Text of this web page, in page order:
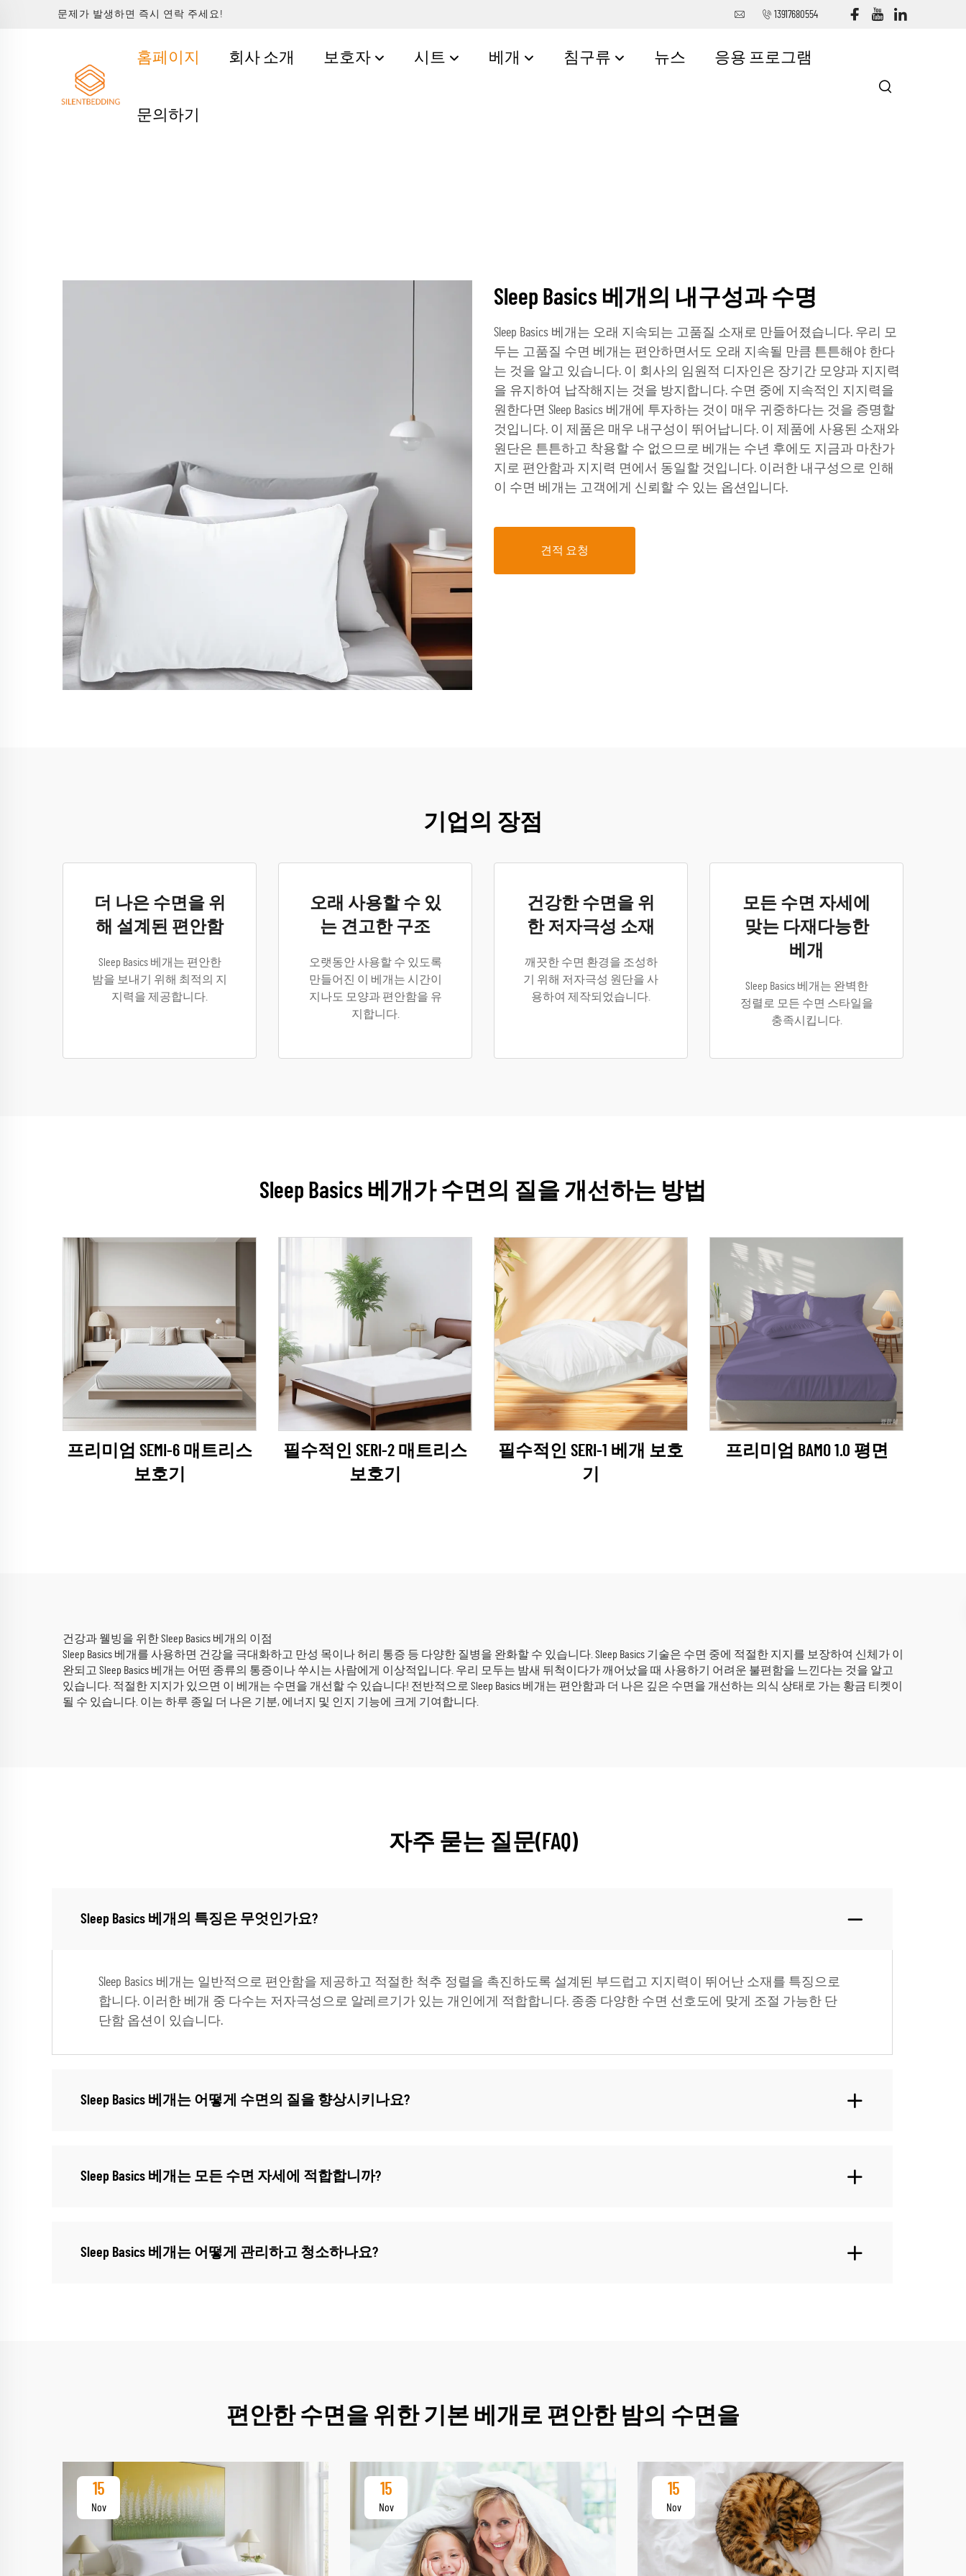
문제가 발생하면 즉시 연락 주세요! 13917680554
홈페이지 회사 소개 보호자 시트 베개 침구류 뉴스 응용 프로그램
문의하기
Sleep Basics 베개의 내구성과 수명
Sleep Basics 베개는 오래 지속되는 고품질 소재로 만들어졌습니다. 우리 모
두는 고품질 수면 베개는 편안하면서도 오래 지속될 만큼 튼튼해야 한다
는 것을 알고 있습니다. 이 회사의 임원적 디자인은 장기간 모양과 지지력
을 유지하여 납작해지는 것을 방지합니다. 수면 중에 지속적인 지지력을
원한다면 Sleep Basics 베개에 투자하는 것이 매우 귀중하다는 것을 증명할
것입니다. 이 제품은 매우 내구성이 뛰어납니다. 이 제품에 사용된 소재와
원단은 튼튼하고 착용할 수 없으므로 베개는 수년 후에도 지금과 마찬가
지로 편안함과 지지력 면에서 동일할 것입니다. 이러한 내구성으로 인해
이 수면 베개는 고객에게 신뢰할 수 있는 옵션입니다.
견적 요청
기업의 장점
더 나은 수면을 위
해 설계된 편안함
Sleep Basics 베개는 편안한
밤을 보내기 위해 최적의 지
지력을 제공합니다.
오래 사용할 수 있
는 견고한 구조
오랫동안 사용할 수 있도록
만들어진 이 베개는 시간이
지나도 모양과 편안함을 유
지합니다.
건강한 수면을 위
한 저자극성 소재
깨끗한 수면 환경을 조성하
기 위해 저자극성 원단을 사
용하여 제작되었습니다.
모든 수면 자세에
맞는 다재다능한
베개
Sleep Basics 베개는 완벽한
정렬로 모든 수면 스타일을
충족시킵니다.
Sleep Basics 베개가 수면의 질을 개선하는 방법
프리미엄 SEMI-6 매트리스
보호기
필수적인 SERI-2 매트리스
보호기
필수적인 SERI-1 베개 보호
기
프리미엄 BAMO 1.0 평면
건강과 웰빙을 위한 Sleep Basics 베개의 이점
Sleep Basics 베개를 사용하면 건강을 극대화하고 만성 목이나 허리 통증 등 다양한 질병을 완화할 수 있습니다. Sleep Basics 기술은 수면 중에 적절한 지지를 보장하여 신체가 이
완되고 Sleep Basics 베개는 어떤 종류의 통증이나 쑤시는 사람에게 이상적입니다. 우리 모두는 밤새 뒤척이다가 깨어났을 때 사용하기 어려운 불편함을 느낀다는 것을 알고
있습니다. 적절한 지지가 있으면 이 베개는 수면을 개선할 수 있습니다! 전반적으로 Sleep Basics 베개는 편안함과 더 나은 깊은 수면을 개선하는 의식 상태로 가는 황금 티켓이
될 수 있습니다. 이는 하루 종일 더 나은 기분, 에너지 및 인지 기능에 크게 기여합니다.
자주 묻는 질문(FAQ)
Sleep Basics 베개의 특징은 무엇인가요?
Sleep Basics 베개는 일반적으로 편안함을 제공하고 적절한 척추 정렬을 촉진하도록 설계된 부드럽고 지지력이 뛰어난 소재를 특징으로
합니다. 이러한 베개 중 다수는 저자극성으로 알레르기가 있는 개인에게 적합합니다. 종종 다양한 수면 선호도에 맞게 조절 가능한 단
단함 옵션이 있습니다.
Sleep Basics 베개는 어떻게 수면의 질을 향상시키나요?
Sleep Basics 베개는 모든 수면 자세에 적합합니까?
Sleep Basics 베개는 어떻게 관리하고 청소하나요?
편안한 수면을 위한 기본 베개로 편안한 밤의 수면을
15
Nov
15
Nov
15
Nov